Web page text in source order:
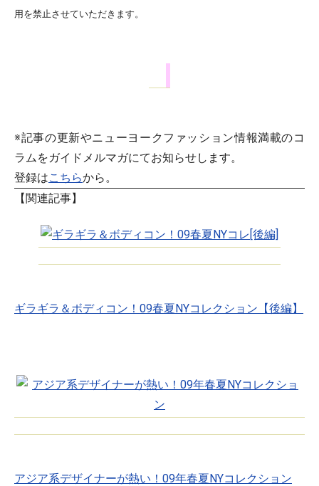
用を禁止させていただきます。
※記事の更新やニューヨークファッション情報満載のコ
ラムをガイドメルマガにてお知らせします。
登録はこちらから。
【関連記事】
ギラギラ＆ボディコン！09春夏NYコレクション【後編】
アジア系デザイナーが熱い！09年春夏NYコレクション